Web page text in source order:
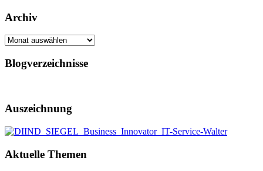
Archiv
Archiv
Blogverzeichnisse
Auszeichnung
Aktuelle Themen